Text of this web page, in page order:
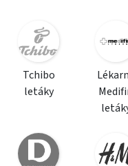
Tchibo
letáky